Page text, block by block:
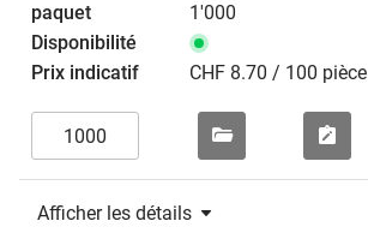
1'000
CHF 8.70 / 100 pièce
Afficher les détails